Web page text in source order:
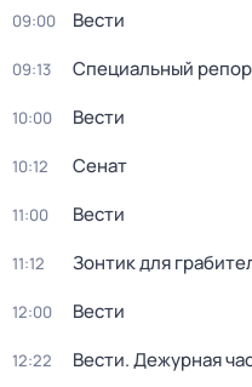
09:00 Вести
09:13 Специальный
10:00 Вести
10:12 Сенат
11:00 Вести
11:12 Зонтик для
12:00 Вести
12:22 Вести. Дежурная